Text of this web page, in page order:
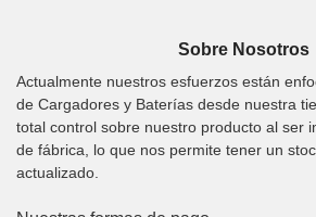
Sobre Nosotros
Actualmente nuestros esfuerzos están
de Cargadores y Baterías desde nuestra
total control sobre nuestro producto al ser
de fábrica, lo que nos permite tener un
actualizado.